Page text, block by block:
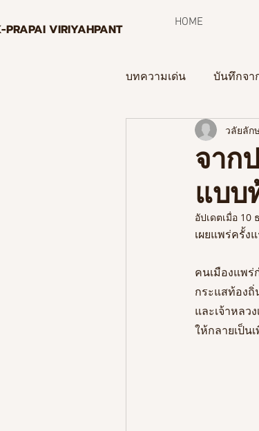
PRAPAI VIRIYAHPANT HOME
บทความเด่น บันทึกจา
กระบวนการพิพิธภัณ
จดหมายข่าว
จาก
แบบ
วลัยลัก
อัปเดตเมื่อ 10
เผยแพร่ครั้ง
คนเมืองแพ
กระแสท้องถิ่
และเจ้าหลว
ให้กลายเป็น